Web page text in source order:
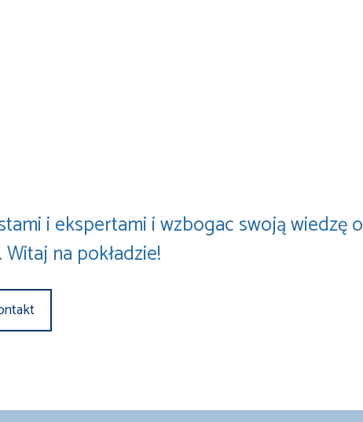
i ekspertami i wzbogac swoją wiedzę o
na pokładzie!